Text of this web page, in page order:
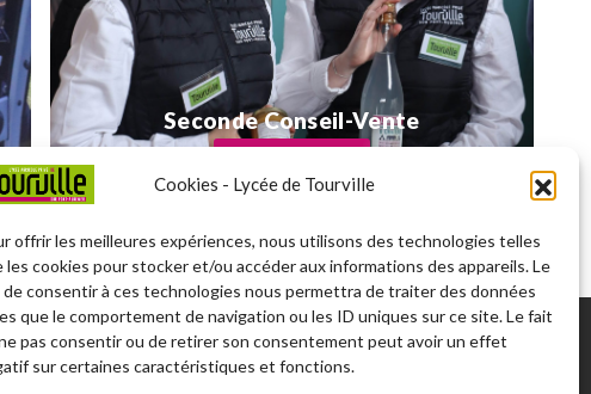
Cookies - Lycée de Tourville
offrir les meilleures expériences, nous utilisons des technologies telles
les cookies pour stocker et/ou accéder aux informations des appareils. Le
consentir à ces technologies nous permettra de traiter des données
que le comportement de navigation ou les ID uniques sur ce site. Le fait
pas consentir ou de retirer son consentement peut avoir un effet
sur certaines caractéristiques et fonctions.
Seconde Conseil-Vente
Lisieux,